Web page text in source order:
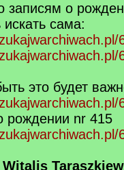
записям о
сама:
это будет
рождении nr 415
Witalis